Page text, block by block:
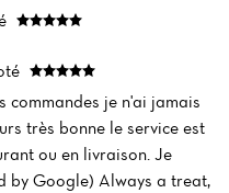
commandes je n'ai jamais
très bonne le service est
ou en livraison. Je